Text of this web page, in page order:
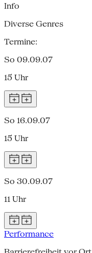
Info
Diverse Genres
Termine:
So 09.09.07
15 Uhr
So 16.09.07
15 Uhr
So 30.09.07
11 Uhr
Performance